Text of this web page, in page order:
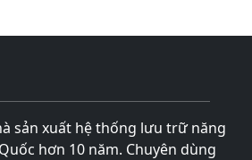
sản xuất hệ thống lưu trữ năng
hơn 10 năm. Chuyên dùng